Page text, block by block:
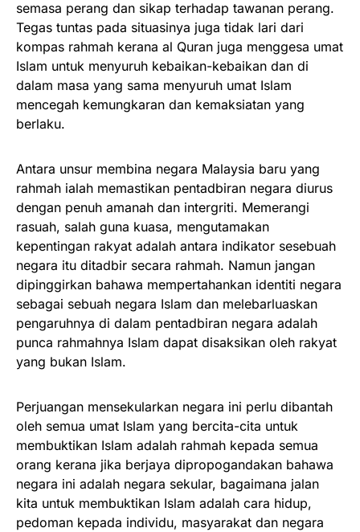
semasa perang dan sikap terhadap tawanan perang.
Tegas tuntas pada situasinya juga tidak lari dari
kompas rahmah kerana al Quran juga menggesa umat
Islam untuk menyuruh kebaikan-kebaikan dan di
dalam masa yang sama menyuruh umat Islam
mencegah kemungkaran dan kemaksiatan yang
berlaku.
Antara unsur membina negara Malaysia baru yang
rahmah ialah memastikan pentadbiran negara diurus
dengan penuh amanah dan intergriti. Memerangi
rasuah, salah guna kuasa, mengutamakan
kepentingan rakyat adalah antara indikator sesebuah
negara itu ditadbir secara rahmah. Namun jangan
dipinggirkan bahawa mempertahankan identiti negara
sebagai sebuah negara Islam dan melebarluaskan
pengaruhnya di dalam pentadbiran negara adalah
punca rahmahnya Islam dapat disaksikan oleh rakyat
yang bukan Islam.
Perjuangan mensekularkan negara ini perlu dibantah
oleh semua umat Islam yang bercita-cita untuk
membuktikan Islam adalah rahmah kepada semua
orang kerana jika berjaya dipropogandakan bahawa
negara ini adalah negara sekular, bagaimana jalan
kita untuk membuktikan Islam adalah cara hidup,
pedoman kepada individu, masyarakat dan negara